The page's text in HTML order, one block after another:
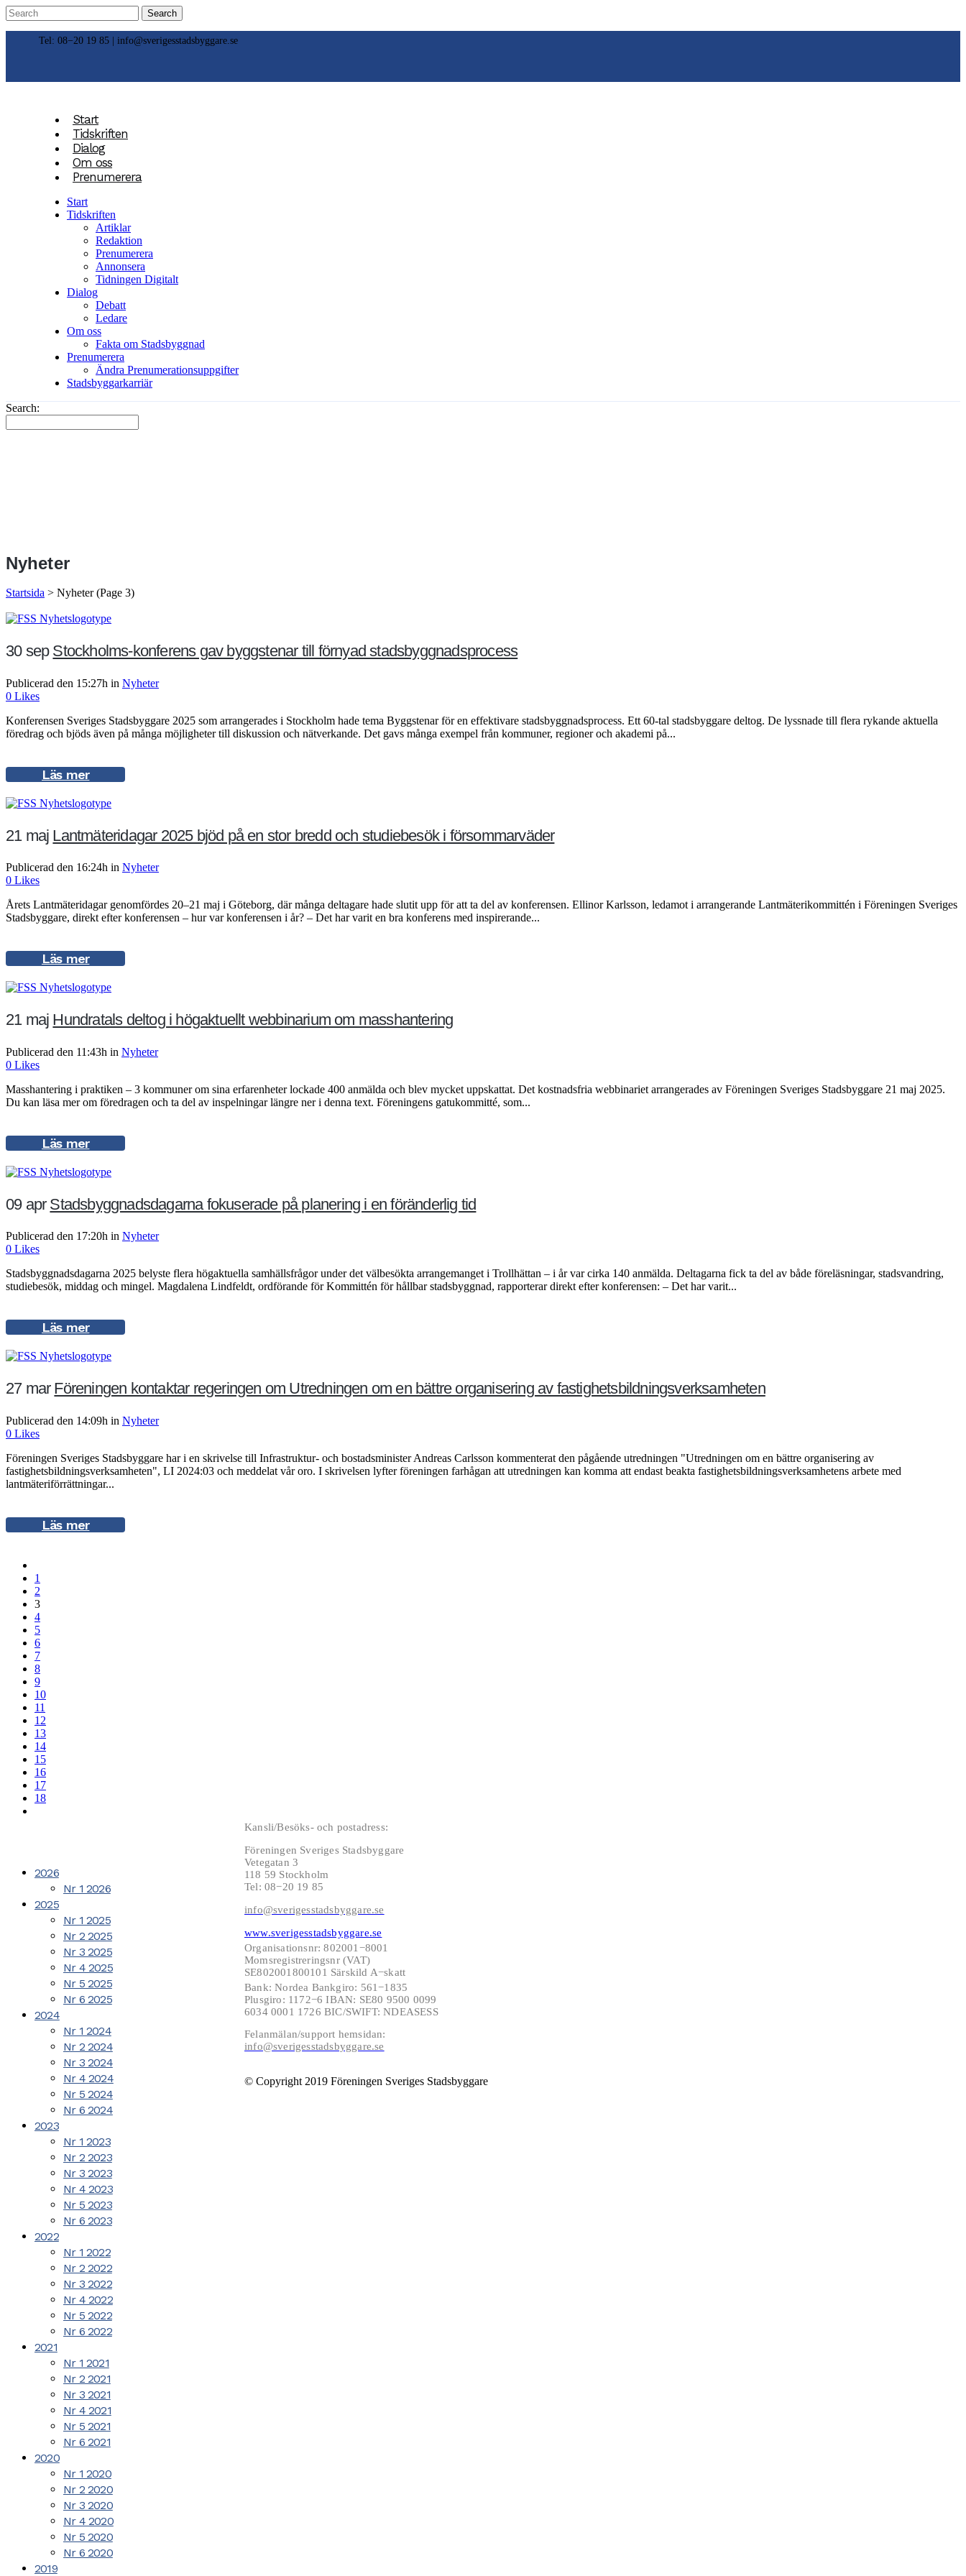
Tel: 08−20 19 85 | info@sverigesstadsbyggare.se
Start
Tidskriften
Dialog
Om oss
Prenumerera
Start
Tidskriften
Artiklar
Redaktion
Prenumerera
Annonsera
Tidningen Digitalt
Dialog
Debatt
Ledare
Om oss
Fakta om Stadsbyggnad
Prenumerera
Ändra Prenumerationsuppgifter
Stadsbyggarkarriär
Search:
Nyheter
Startsida > Nyheter(Page 3)
30 sep Stockholms-konferens gav byggstenar till förnyad stadsbyggnadsprocess
Publicerad den 15:27h in Nyheter
0 Likes
Konferensen Sveriges Stadsbyggare 2025 som arrangerades i Stockholm hade tema Byggstenar för en effektivare stadsbyggnadsprocess. Ett 60-tal stadsbyggare deltog. De lyssnade till flera rykande aktuella
föredrag och bjöds även på många möjligheter till diskussion och nätverkande. Det gavs många exempel från kommuner, regioner och akademi på...
Läs mer
21 maj Lantmäteridagar 2025 bjöd på en stor bredd och studiebesök i försommarväder
Publicerad den 16:24h in Nyheter
0 Likes
Årets Lantmäteridagar genomfördes 20–21 maj i Göteborg, där många deltagare hade slutit upp för att ta del av konferensen. Ellinor Karlsson, ledamot i arrangerande Lantmäterikommittén i Föreningen Sveriges
Stadsbyggare, direkt efter konferensen – hur var konferensen i år? – Det har varit en bra konferens med inspirerande...
Läs mer
21 maj Hundratals deltog i högaktuellt webbinarium om masshantering
Publicerad den 11:43h in Nyheter
0 Likes
Masshantering i praktiken – 3 kommuner om sina erfarenheter lockade 400 anmälda och blev mycket uppskattat. Det kostnadsfria webbinariet arrangerades av Föreningen Sveriges Stadsbyggare 21 maj 2025.
Du kan läsa mer om föredragen och ta del av inspelningar längre ner i denna text. Föreningens gatukommitté, som...
Läs mer
09 apr Stadsbyggnadsdagarna fokuserade på planering i en föränderlig tid
Publicerad den 17:20h in Nyheter
0 Likes
Stadsbyggnadsdagarna 2025 belyste flera högaktuella samhällsfrågor under det välbesökta arrangemanget i Trollhättan – i år var cirka 140 anmälda. Deltagarna fick ta del av både föreläsningar, stadsvandring,
studiebesök, middag och mingel. Magdalena Lindfeldt, ordförande för Kommittén för hållbar stadsbyggnad, rapporterar direkt efter konferensen: – Det har varit...
Läs mer
27 mar Föreningen kontaktar regeringen om Utredningen om en bättre organisering av fastighetsbildningsverksamheten
Publicerad den 14:09h in Nyheter
0 Likes
Föreningen Sveriges Stadsbyggare har i en skrivelse till Infrastruktur- och bostadsminister Andreas Carlsson kommenterat den pågående utredningen "Utredningen om en bättre organisering av
fastighetsbildningsverksamheten", LI 2024:03 och meddelat vår oro. I skrivelsen lyfter föreningen farhågan att utredningen kan komma att endast beakta fastighetsbildningsverksamhetens arbete med
lantmäteriförrättningar...
Läs mer
1
2
3
4
5
6
7
8
9
10
11
12
13
14
15
16
17
18
2026
Nr 1 2026
2025
Nr 1 2025
Nr 2 2025
Nr 3 2025
Nr 4 2025
Nr 5 2025
Nr 6 2025
2024
Nr 1 2024
Nr 2 2024
Nr 3 2024
Nr 4 2024
Nr 5 2024
Nr 6 2024
2023
Nr 1 2023
Nr 2 2023
Nr 3 2023
Nr 4 2023
Nr 5 2023
Nr 6 2023
2022
Nr 1 2022
Nr 2 2022
Nr 3 2022
Nr 4 2022
Nr 5 2022
Nr 6 2022
2021
Nr 1 2021
Nr 2 2021
Nr 3 2021
Nr 4 2021
Nr 5 2021
Nr 6 2021
2020
Nr 1 2020
Nr 2 2020
Nr 3 2020
Nr 4 2020
Nr 5 2020
Nr 6 2020
2019
Kansli/Besöks- och postadress:
Föreningen Sveriges Stadsbyggare
Vetegatan 3
118 59 Stockholm
Tel: 08−20 19 85
info@sverigesstadsbyggare.se
www.sverigesstadsbyggare.se
Organisationsnr: 802001−8001
Momsregistreringsnr (VAT)
SE802001800101 Särskild A−skatt
Bank: Nordea Bankgiro: 561−1835
Plusgiro: 1172−6 IBAN: SE80 9500 0099
6034 0001 1726 BIC/SWIFT: NDEASESS
Felanmälan/support hemsidan:
info@sverigesstadsbyggare.se
© Copyright 2019 Föreningen Sveriges Stadsbyggare